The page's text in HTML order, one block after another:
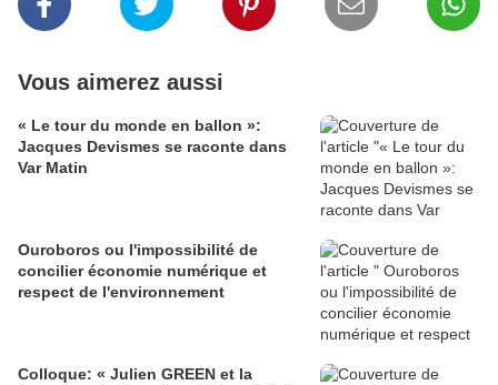
Vous aimerez aussi
« Le tour du monde en ballon »:
Jacques Devismes se raconte dans
Var Matin
Ouroboros ou l'impossibilité de
concilier économie numérique et
respect de l'environnement
Colloque: « Julien GREEN et la